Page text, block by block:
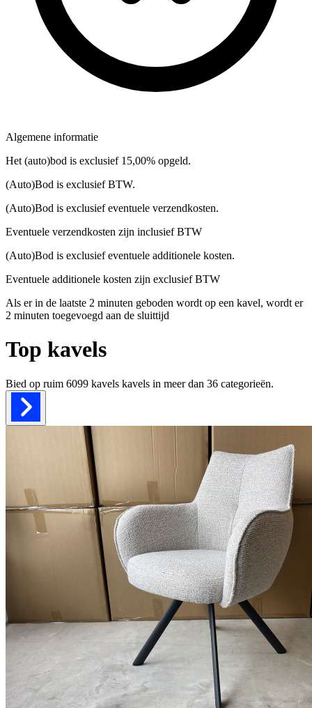
Algemene informatie
Het (auto)bod is exclusief 15,00% opgeld.
(Auto)Bod is exclusief BTW.
(Auto)Bod is exclusief eventuele verzendkosten.
Eventuele verzendkosten zijn inclusief BTW
(Auto)Bod is exclusief eventuele additionele kosten.
Eventuele additionele kosten zijn exclusief BTW
Als er in de laatste 2 minuten geboden wordt op een kavel, wordt er
2 minuten toegevoegd aan de sluittijd
Top kavels
Bied op ruim 6099 kavels kavels in meer dan 36 categorieën.